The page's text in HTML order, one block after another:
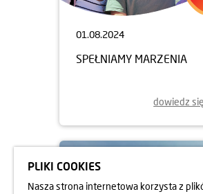
01.08.2024
SPEŁNIAMY MARZENIA
dowiedz
PLIKI COOKIES
Nasza strona internetowa korzysta z